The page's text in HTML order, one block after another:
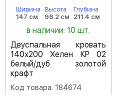
Ширина
147 см
Высота
98.2 см
Глубина
211.4 см
в наличии: 10 шт.
Двуспальная кровать
140х200 Хелен КР 02
белый/дуб золотой
крафт
Код товара: 184674